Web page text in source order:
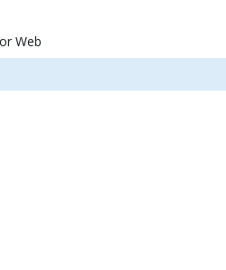
Web